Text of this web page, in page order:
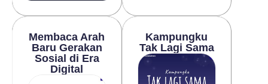
Membaca Arah
Baru Gerakan
Sosial di Era
Digital
Kampungku
Tak Lagi Sama